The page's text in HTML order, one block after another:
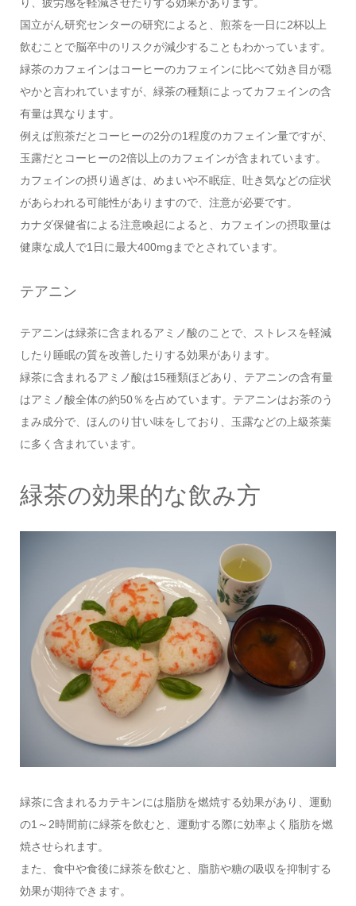
国立がん研究センターの研究によると、煎茶を一日に2杯以上
飲むことで脳卒中のリスクが減少することもわかっています。
緑茶のカフェインはコーヒーのカフェインに比べて効き目が穏
やかと言われていますが、緑茶の種類によってカフェインの含
有量は異なります。
例えば煎茶だとコーヒーの2分の1程度のカフェイン量ですが、
玉露だとコーヒーの2倍以上のカフェインが含まれています。
カフェインの摂り過ぎは、めまいや不眠症、吐き気などの症状
があらわれる可能性がありますので、注意が必要です。
カナダ保健省による注意喚起によると、カフェインの摂取量は
健康な成人で1日に最大400mgまでとされています。
テアニン
テアニンは緑茶に含まれるアミノ酸のことで、ストレスを軽減
したり睡眠の質を改善したりする効果があります。
緑茶に含まれるアミノ酸は15種類ほどあり、テアニンの含有量
はアミノ酸全体の約50％を占めています。テアニンはお茶のう
まみ成分で、ほんのり甘い味をしており、玉露などの上級茶葉
に多く含まれています。
緑茶の効果的な飲み方
緑茶に含まれるカテキンには脂肪を燃焼する効果があり、運動
の1～2時間前に緑茶を飲むと、運動する際に効率よく脂肪を燃
焼させられます。
また、食中や食後に緑茶を飲むと、脂肪や糖の吸収を抑制する
効果が期待できます。